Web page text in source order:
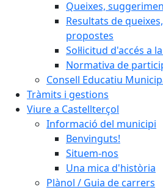
Queixes,
Resultats de
propostes
Sol·licitud d'accés a
Normativa de
Consell Educatiu
Tràmits i gestions
Viure a Castellterçol
Informació del municipi
Benvinguts!
Situem-nos
Una mica d'història
Plànol / Guia de carrers